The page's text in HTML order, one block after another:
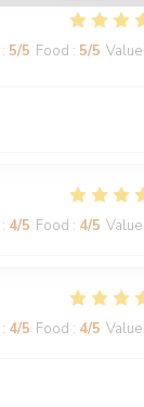
: 5/5 Food : 5/5 Value
: 4/5 Food : 4/5 Value
: 4/5 Food : 4/5 Value